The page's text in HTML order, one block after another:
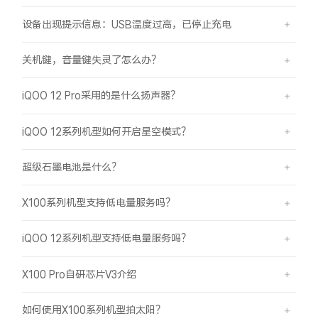
设备出现提示信息：USB温度过高，已停止充电
关机键，音量键失灵了怎么办？
iQOO 12 Pro采用的是什么扬声器？
iQOO 12系列机型如何开启星空模式？
超级石墨电池是什么？
X100系列机型支持低电量服务吗？
iQOO 12系列机型支持低电量服务吗？
X100 Pro自研芯片V3介绍
如何使用X100系列机型拍太阳？